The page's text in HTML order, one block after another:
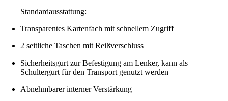
Standardausstattung:
Transparentes Kartenfach mit schnellem Zugriff
2 seitliche Taschen mit Reißverschluss
Sicherheitsgurt zur Befestigung am Lenker, kann als
Schultergurt für den Transport genutzt werden
Abnehmbarer interner Verstärkung